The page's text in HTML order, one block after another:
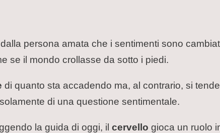
persona amata che i sentimenti sono
se il mondo crollasse da sotto i piedi.
di quanto sta accadendo ma, al contrario, si
di una questione sentimentale.
la guida di oggi, il cervello gioca un ruolo